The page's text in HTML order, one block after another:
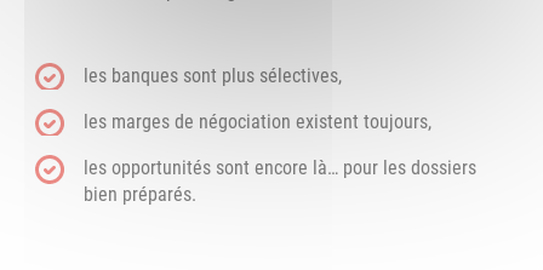
les banques sont plus sélectives,
les marges de négociation existent toujours,
les opportunités sont encore là… pour les dossiers
bien préparés.